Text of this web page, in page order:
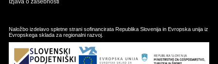
Izjava o zasebnosti
Naložbo izdelavo spletne strani sofinancirata Republika Slovenija in Evropska unija iz
Evropskega sklada za regionalni razvoj.